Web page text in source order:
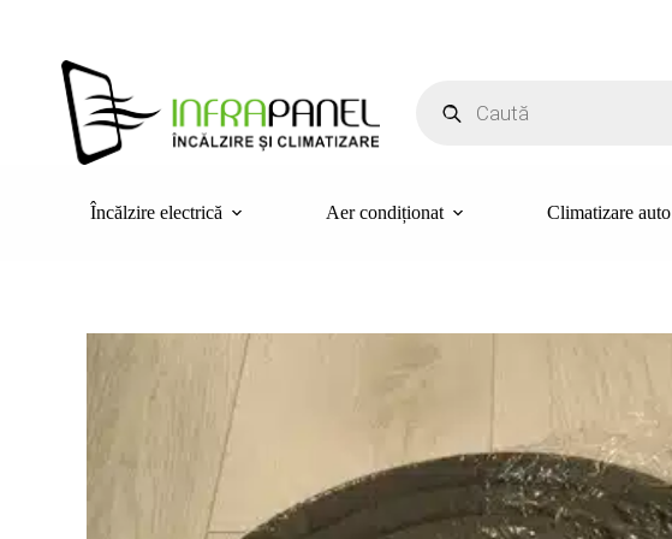
search
Încălzire electrică Aer condiționat Climatizare auto